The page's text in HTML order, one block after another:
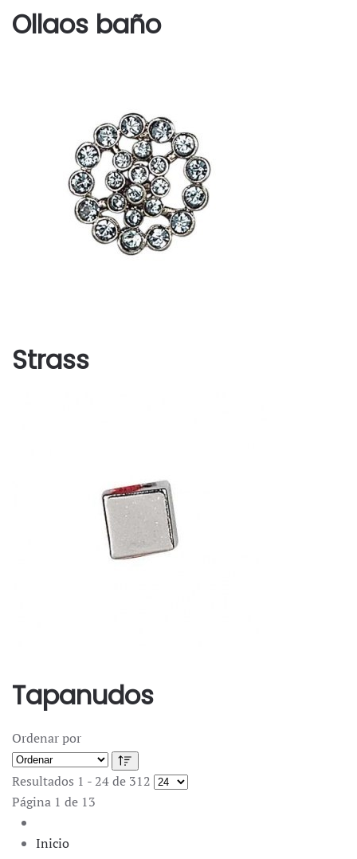
Ollaos baño
Strass
Tapanudos
Ordenar por
Resultados 1 - 24 de 312
Página 1 de 13
Inicio